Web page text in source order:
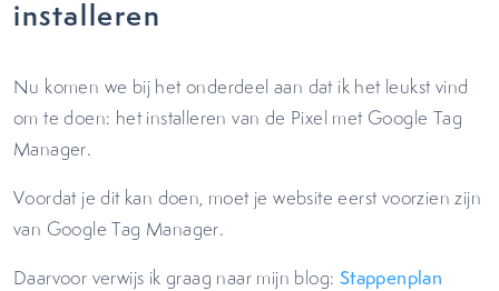
installeren
Nu komen we bij het onderdeel aan dat ik het leukst vind
om te doen: het installeren van de Pixel met Google Tag
Manager.
Voordat je dit kan doen, moet je website eerst voorzien zijn
van Google Tag Manager.
Daarvoor verwijs ik graag naar mijn blog: Stappenplan